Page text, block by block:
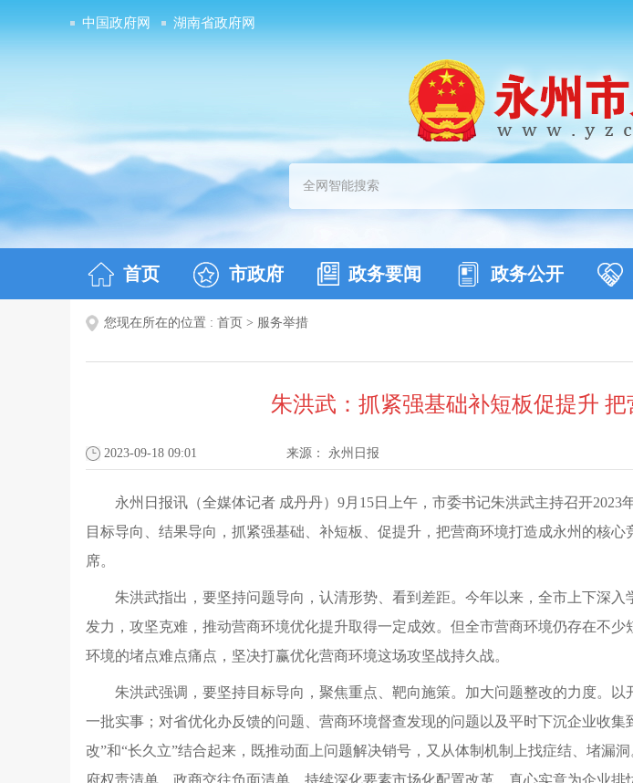
中国政府网 湖南省政府网
首页 市政府 政务要闻 政务公开
您现在所在的位置 : 首页 > 服务举措
朱洪武：抓紧强基础补短板促提升
2023-09-18 09:01 来源： 永州日报
永州日报讯（全媒体记者 成丹丹）9月15日上午，市委书记朱洪武主持召开
目标导向、结果导向，抓紧强基础、补短板、促提升，把营商环境打造成永州的核
席。
朱洪武指出，要坚持问题导向，认清形势、看到差距。今年以来，全市上下深
发力，攻坚克难，推动营商环境优化提升取得一定成效。但全市营商环境仍存在不
环境的堵点难点痛点，坚决打赢优化营商环境这场攻坚战持久战。
朱洪武强调，要坚持目标导向，聚焦重点、靶向施策。加大问题整改的力度。
一批实事；对省优化办反馈的问题、营商环境督查发现的问题以及平时下沉企业收
改”和“长久立”结合起来，既推动面上问题解决销号，又从体制机制上找症结、堵漏
府权责清单、政商交往负面清单，持续深化要素市场化配置改革，真心实意为企业